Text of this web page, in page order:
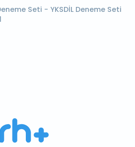
Seti - YKSDİL Deneme Seti